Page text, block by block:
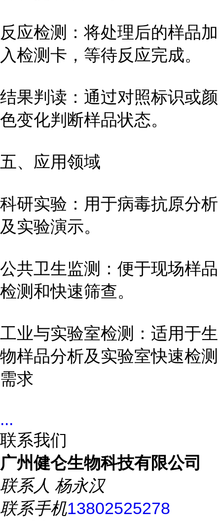
反应检测：将处理后的样品加
入检测卡，等待反应完成。
结果判读：通过对照标识或颜
色变化判断样品状态。
五、应用领域
科研实验：用于病毒抗原分析
及实验演示。
公共卫生监测：便于现场样品
检测和快速筛查。
工业与实验室检测：适用于生
物样品分析及实验室快速检测
需求
...
联系我们
广州健仑生物科技有限公司
联系人 杨永汉
联系手机13802525278